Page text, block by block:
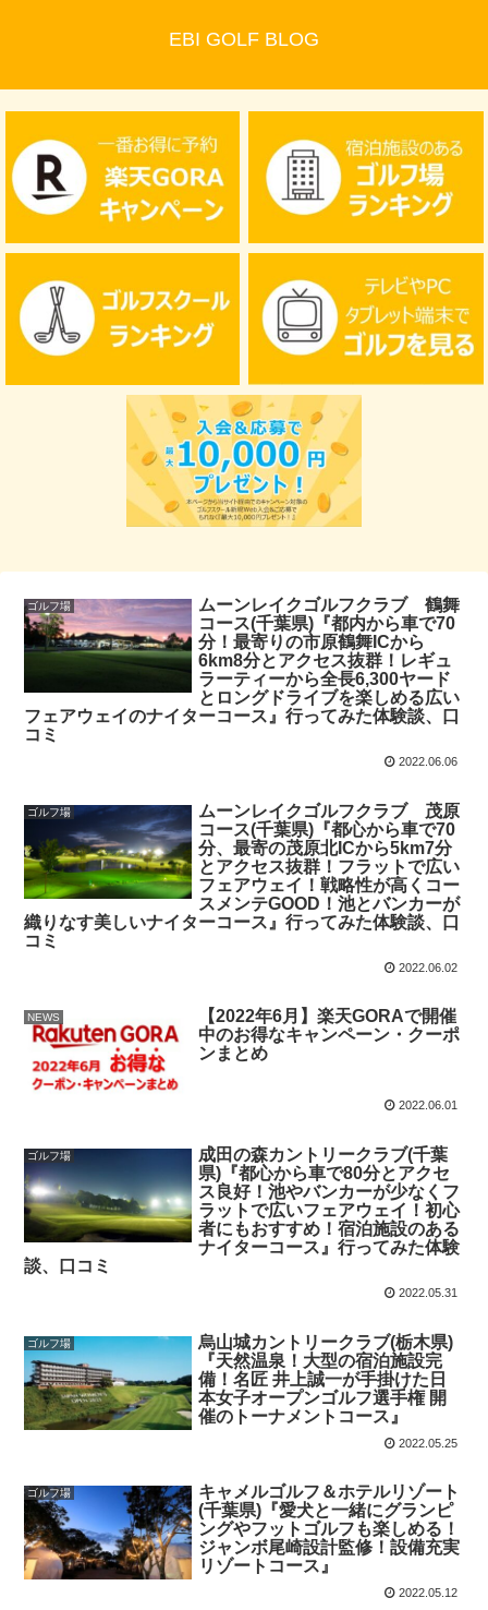
EBI GOLF BLOG
ゴルフ場
ムーンレイクゴルフクラブ 鶴舞
コース(千葉県)『都内から車で70
分！最寄りの市原鶴舞ICから
6km8分とアクセス抜群！レギュ
ラーティーから全長6,300ヤード
とロングドライブを楽しめる広い
フェアウェイのナイターコース』行ってみた体験談、口
コミ
2022.06.06
ゴルフ場
ムーンレイクゴルフクラブ 茂原
コース(千葉県)『都心から車で70
分、最寄の茂原北ICから5km7分
とアクセス抜群！フラットで広い
フェアウェイ！戦略性が高くコー
スメンテGOOD！池とバンカーが
織りなす美しいナイターコース』行ってみた体験談、口
コミ
2022.06.02
NEWS
【2022年6月】楽天GORAで開催
中のお得なキャンペーン・クーポ
ンまとめ
2022.06.01
ゴルフ場
成田の森カントリークラブ(千葉
県)『都心から車で80分とアクセ
ス良好！池やバンカーが少なくフ
ラットで広いフェアウェイ！初心
者にもおすすめ！宿泊施設のある
ナイターコース』行ってみた体験
談、口コミ
2022.05.31
ゴルフ場
烏山城カントリークラブ(栃木県)
『天然温泉！大型の宿泊施設完
備！名匠 井上誠一が手掛けた日
本女子オープンゴルフ選手権 開
催のトーナメントコース』
2022.05.25
ゴルフ場
キャメルゴルフ＆ホテルリゾート
(千葉県)『愛犬と一緒にグランピ
ングやフットゴルフも楽しめる！
ジャンボ尾崎設計監修！設備充実
リゾートコース』
2022.05.12